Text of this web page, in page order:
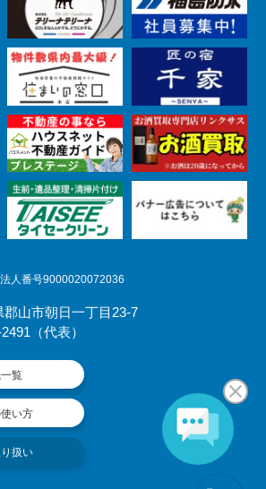
法人番号9000020072036
山市朝日一丁目23-7
（代表）
覧
い方
扱い